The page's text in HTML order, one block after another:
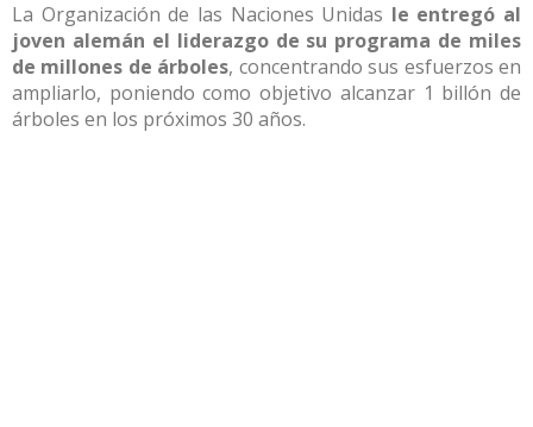
La Organización de las Naciones Unidas le entregó al
joven alemán el liderazgo de su programa de miles
de millones de árboles, concentrando sus esfuerzos en
ampliarlo, poniendo como objetivo alcanzar 1 billón de
árboles en los próximos 30 años.